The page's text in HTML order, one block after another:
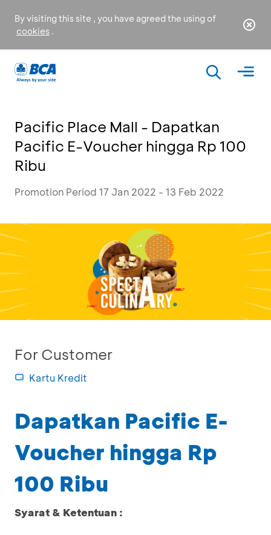
By visiting this site , you have agreed the using of
cookies .
Pacific Place Mall - Dapatkan
Pacific E-Voucher hingga Rp 100
Ribu
Promotion Period 17 Jan 2022 - 13 Feb 2022
For Customer
Kartu Kredit
Dapatkan Pacific E-
Voucher hingga Rp
100 Ribu
Syarat & Ketentuan :